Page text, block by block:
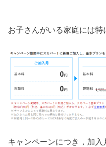
お子さんがいる家庭には特
キャンペーンにつき，加